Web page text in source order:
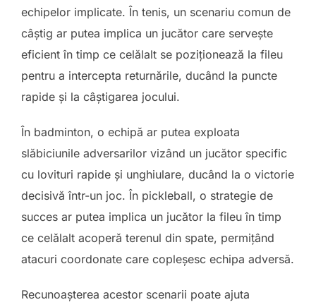
echipelor implicate. În tenis, un scenariu comun de
câștig ar putea implica un jucător care servește
eficient în timp ce celălalt se poziționează la fileu
pentru a intercepta returnările, ducând la puncte
rapide și la câștigarea jocului.
În badminton, o echipă ar putea exploata
slăbiciunile adversarilor vizând un jucător specific
cu lovituri rapide și unghiulare, ducând la o victorie
decisivă într-un joc. În pickleball, o strategie de
succes ar putea implica un jucător la fileu în timp
ce celălalt acoperă terenul din spate, permițând
atacuri coordonate care copleșesc echipa adversă.
Recunoașterea acestor scenarii poate ajuta